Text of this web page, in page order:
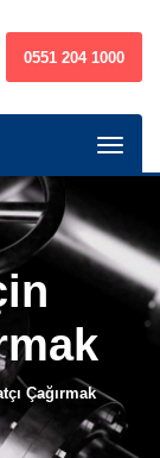
0551 204 1000
Çağırmak